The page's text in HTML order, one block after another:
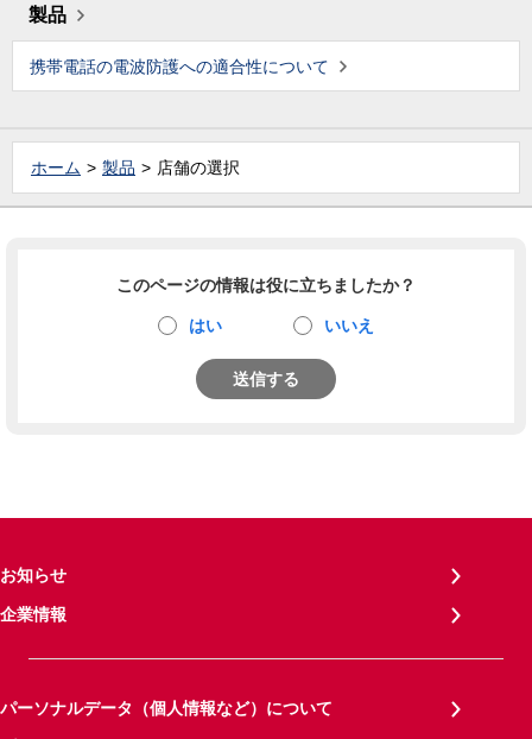
製品
携帯電話の電波防護への適合性について
ホーム 製品 店舗の選択
このページの情報は役に立ちましたか？
はい いいえ
送信する
お知らせ
企業情報
パーソナルデータ（個人情報など）について